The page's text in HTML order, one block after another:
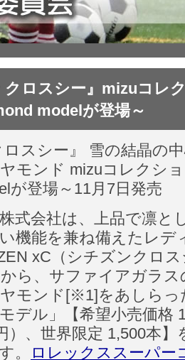
クロスシー』mizuコレ
modelが登場～
ロスシー』 雪の結晶の
モンド mizuコレクシ
が登場～11月7日発売
式会社は、上品で凛と
機能を兼ね備えたレデ
xC（シチズンクロ
ら、サファイアガラ
モンド[※1]をあしらっ
デル」【希望小売価格
）、世界限定 1,500本】
。
ロレックススーパー